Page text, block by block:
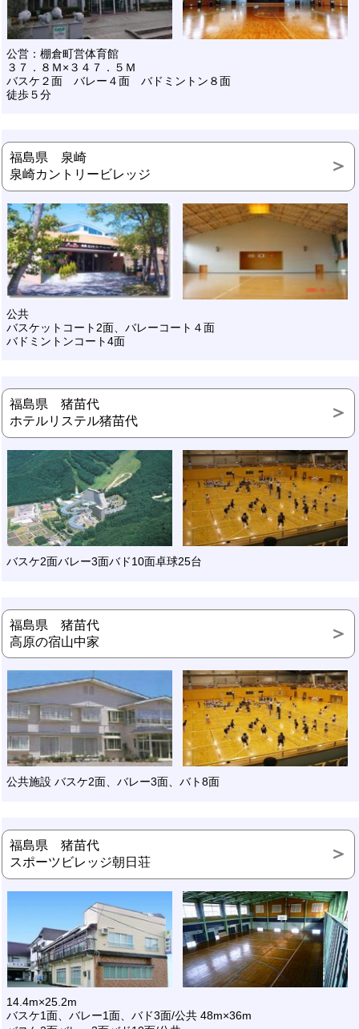
公営：棚倉町営体育館
３７．８Ｍ×３４７．５Ｍ
バスケ２面 バレー４面 バドミントン８面
徒歩５分
福島県 泉崎
泉崎カントリービレッジ
公共
バスケットコート2面、バレーコート４面
バドミントンコート4面
福島県 猪苗代
ホテルリステル猪苗代
バスケ2面バレー3面バド10面卓球25台
福島県 猪苗代
高原の宿山中家
公共施設 バスケ2面、バレー3面、バト8面
福島県 猪苗代
スポーツビレッジ朝日荘
14.4m×25.2m
バスケ1面、バレー1面、バド3面/公共 48m×36m